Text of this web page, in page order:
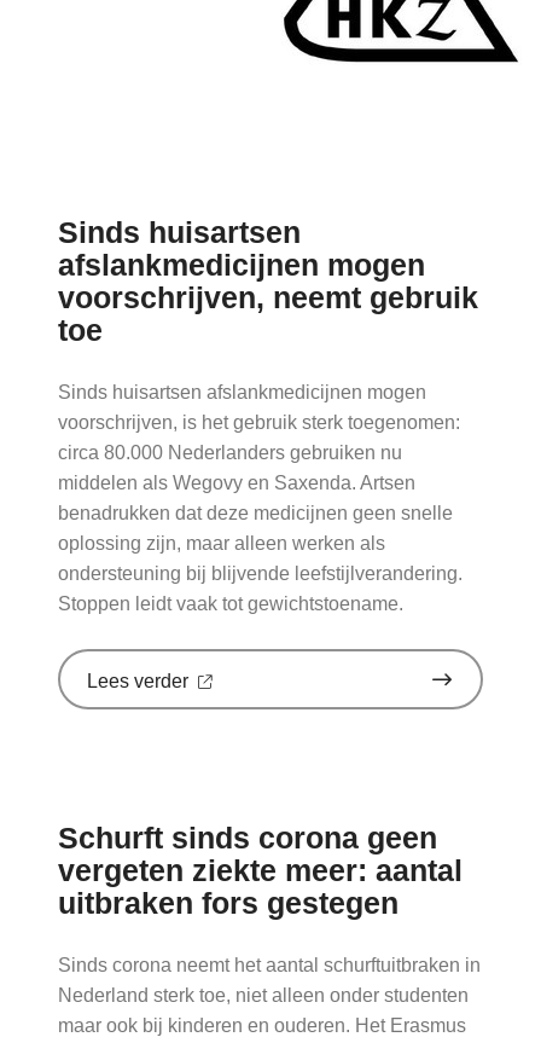
Sinds huisartsen
afslankmedicijnen mogen
voorschrijven, neemt gebruik
toe
Sinds huisartsen afslankmedicijnen mogen
voorschrijven, is het gebruik sterk toegenomen:
circa 80.000 Nederlanders gebruiken nu
middelen als Wegovy en Saxenda. Artsen
benadrukken dat deze medicijnen geen snelle
oplossing zijn, maar alleen werken als
ondersteuning bij blijvende leefstijlverandering.
Stoppen leidt vaak tot gewichtstoename.
Lees verder over
gebruik
toe'
op
Nationale
zorggids
Schurft sinds corona geen
vergeten ziekte meer: aantal
uitbraken fors gestegen
Sinds corona neemt het aantal schurftuitbraken in
Nederland sterk toe, niet alleen onder studenten
maar ook bij kinderen en ouderen. Het Erasmus